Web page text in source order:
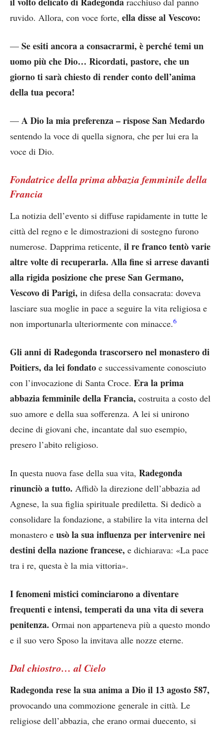
ruvido. Allora, con voce forte, ella disse al Vescovo:
— Se esiti ancora a consacrarmi, è perché temi un
uomo più che Dio… Ricordati, pastore, che un
giorno ti sarà chiesto di render conto dell’anima
della tua pecora!
— A Dio la mia preferenza – rispose San Medardo
sentendo la voce di quella signora, che per lui era la
voce di Dio.
Fondatrice della prima abbazia femminile della
Francia
La notizia dell’evento si diffuse rapidamente in tutte le
città del regno e le dimostrazioni di sostegno furono
numerose. Dapprima reticente, il re franco tentò varie
altre volte di recuperarla. Alla fine si arrese davanti
alla rigida posizione che prese San Germano,
Vescovo di Parigi, in difesa della consacrata: doveva
lasciare sua moglie in pace a seguire la vita religiosa e
non importunarla ulteriormente con minacce.6
Gli anni di Radegonda trascorsero nel monastero di
Poitiers, da lei fondato e successivamente conosciuto
con l’invocazione di Santa Croce. Era la prima
abbazia femminile della Francia, costruita a costo del
suo amore e della sua sofferenza. A lei si unirono
decine di giovani che, incantate dal suo esempio,
presero l’abito religioso.
In questa nuova fase della sua vita, Radegonda
rinunciò a tutto. Affidò la direzione dell’abbazia ad
Agnese, la sua figlia spirituale prediletta. Si dedicò a
consolidare la fondazione, a stabilire la vita interna del
monastero e usò la sua influenza per intervenire nei
destini della nazione francese, e dichiarava: «La pace
tra i re, questa è la mia vittoria».
I fenomeni mistici cominciarono a diventare
frequenti e intensi, temperati da una vita di severa
penitenza. Ormai non apparteneva più a questo mondo
e il suo vero Sposo la invitava alle nozze eterne.
Dal chiostro… al Cielo
Radegonda rese la sua anima a Dio il 13 agosto 587,
provocando una commozione generale in città. Le
religiose dell’abbazia, che erano ormai duecento, si